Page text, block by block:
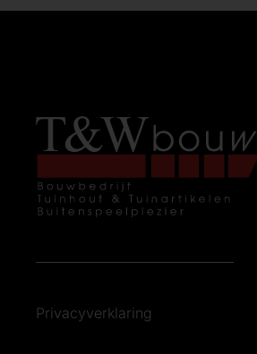
Privacyverklaring